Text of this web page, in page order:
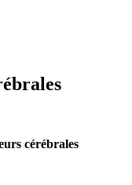
cérébrales